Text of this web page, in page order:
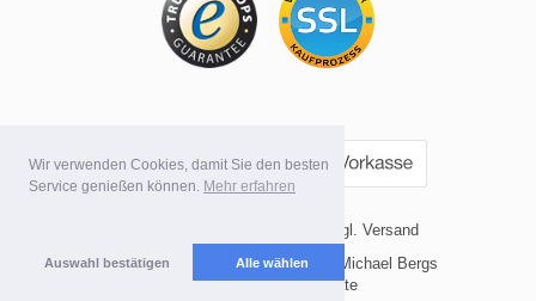
Wir verwenden Cookies, damit Sie den besten
Service genießen können. Mehr erfahren
Auswahl bestätigen Alle wählen
* Alle Preise inkl. MwSt. evtl. zzgl. Versand
Copyright 2026 by Internetvertrieb Michael Bergs
Mobile Shop by Shopgate